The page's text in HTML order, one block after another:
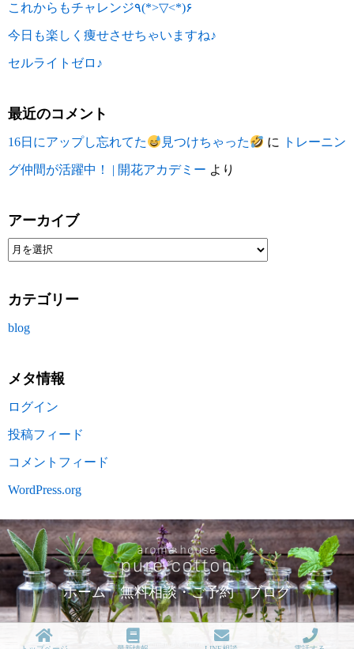
これからもチャレンジ٩(*>▽<*)۶
今日も楽しく痩せさせちゃいますね♪
セルライトゼロ♪
最近のコメント
16日にアップし忘れてた 見つけちゃった に トレーニン
グ仲間が活躍中！ | 開花アカデミー より
アーカイブ
カテゴリー
blog
メタ情報
ログイン
投稿フィード
コメントフィード
WordPress.org
ホーム 無料相談・ご予約 ブログ